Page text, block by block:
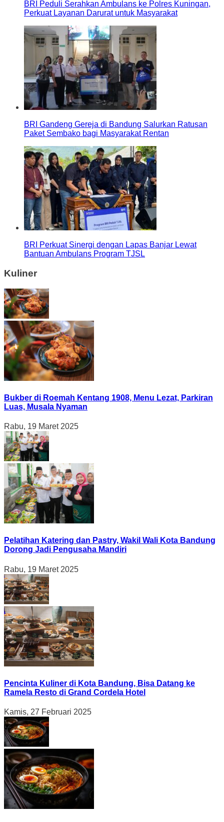
BRI Peduli Serahkan Ambulans ke Polres Kuningan,
Perkuat Layanan Darurat untuk Masyarakat
BRI Gandeng Gereja di Bandung Salurkan Ratusan
Paket Sembako bagi Masyarakat Rentan
BRI Perkuat Sinergi dengan Lapas Banjar Lewat
Bantuan Ambulans Program TJSL
Kuliner
Bukber di Roemah Kentang 1908, Menu Lezat, Parkiran
Luas, Musala Nyaman
Rabu, 19 Maret 2025
Pelatihan Katering dan Pastry, Wakil Wali Kota Bandung
Dorong Jadi Pengusaha Mandiri
Rabu, 19 Maret 2025
Pencinta Kuliner di Kota Bandung, Bisa Datang ke
Ramela Resto di Grand Cordela Hotel
Kamis, 27 Februari 2025